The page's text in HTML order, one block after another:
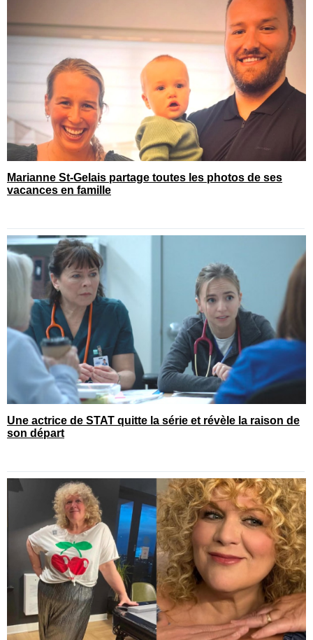
Marianne St-Gelais partage toutes les photos de ses
vacances en famille
Une actrice de STAT quitte la série et révèle la raison de
son départ